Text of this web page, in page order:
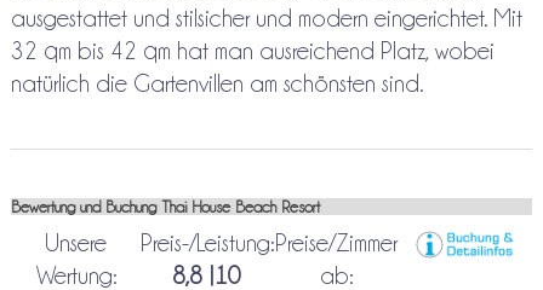
ausgestattet und stilsicher und modern eingerichtet. Mit
32 qm bis 42 qm hat man ausreichend Platz, wobei
natürlich die Gartenvillen am schönsten sind.
Bewertung und Buchung Thai House Beach Resort
Unsere
Wertung:
Preis-/Leistung:
8,8 |10
Preise/Zimmer
ab: